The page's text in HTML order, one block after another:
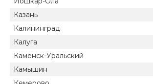
Казань
Калининград
Калуга
Каменск-Уральский
Камышин